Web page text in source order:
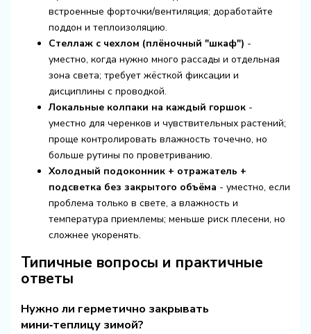
встроенные форточки/вентиляция; доработайте
поддон и теплоизоляцию.
Стеллаж с чехлом (плёночный "шкаф") -
уместно, когда нужно много рассады и отдельная
зона света; требует жёсткой фиксации и
дисциплины с проводкой.
Локальные колпаки на каждый горшок-
уместно для черенков и чувствительных растений;
проще контролировать влажность точечно, но
больше рутины по проветриванию.
Холодный подоконник + отражатель +
подсветка без закрытого объёма - уместно, если
проблема только в свете, а влажность и
температура приемлемы; меньше риск плесени, но
сложнее укоренять.
Типичные вопросы и практичные
ответы
Нужно ли герметично закрывать
мини‑теплицу зимой?